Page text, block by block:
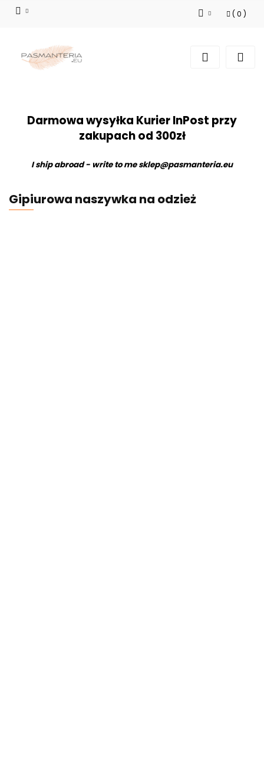
( 0 )
Darmowa wysyłka Kurier InPost przy
zakupach od 300zł
I ship abroad - write to mesklep@pasmanteria.eu
Gipiurowa naszywka na odzież